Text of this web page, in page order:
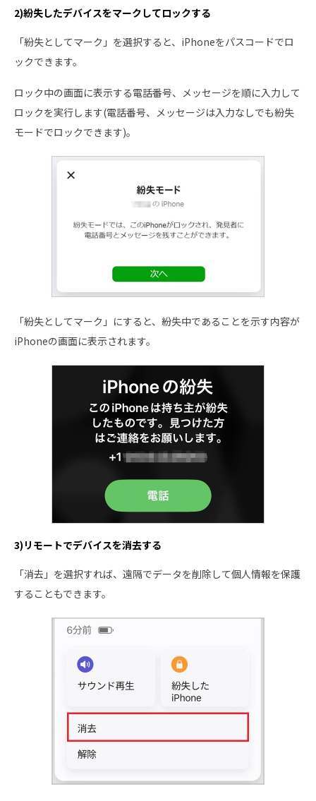
2)紛失したデバイスをマークしてロックする
「紛失としてマーク」を選択すると、iPhoneをパスコードでロ
ックできます。
ロック中の画面に表示する電話番号、メッセージを順に入力して
ロックを実行します(電話番号、メッセージは入力なしでも紛失
モードでロックできます)。
「紛失としてマーク」にすると、紛失中であることを示す内容が
iPhoneの画面に表示されます。
3)リモートでデバイスを消去する
「消去」を選択すれば、遠隔でデータを削除して個人情報を保護
することもできます。